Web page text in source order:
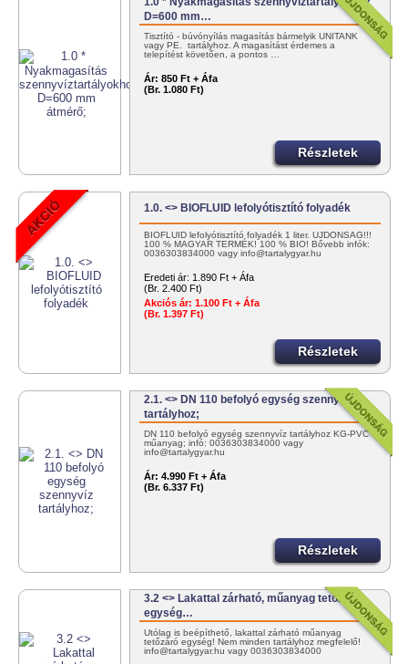
D=600 mm…
Tisztító - búvónyílás magasítás bármelyik UNITANK
vagy PE. tartályhoz. A magasítást érdemes a
telepítést követően, a pontos …
Ár: 850 Ft + Áfa
(Br. 1.080 Ft)
Részletek
1.0. <> BIOFLUID lefolyótisztító folyadék
BIOFLUID lefolyótisztító folyadék 1 liter. ÚJDONSÁG!!!
100 % MAGYAR TERMÉK! 100 % BIO! Bővebb infók:
0036303834000 vagy info@tartalygyar.hu
Eredeti ár: 1.890 Ft + Áfa
(Br. 2.400 Ft)
Akciós ár: 1.100 Ft + Áfa
(Br. 1.397 Ft)
Részletek
2.1. <> DN 110 befolyó egység szennyvíz
tartályhoz;
DN 110 befolyó egység szennyvíz tartályhoz KG-PVC
műanyag; infó: 0036303834000 vagy
info@tartalygyar.hu
Ár: 4.990 Ft + Áfa
(Br. 6.337 Ft)
Részletek
3.2 <> Lakattal zárható, műanyag tetőzáró
egység…
Utólag is beépíthető, lakattal zárható műanyag
tetőzáró egység! Nem minden tartályhoz megfelelő!
info@tartalygyar.hu vagy 0036303834000